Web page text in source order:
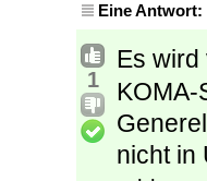
Eine Antwort:
1
Es wird
KOMA-
nicht in